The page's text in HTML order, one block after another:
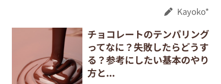
Kayoko*
チョコレートのテンパリング
ってなに？失敗したらどうす
る？参考にしたい基本のやり
方と...